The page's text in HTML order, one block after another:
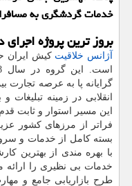
خدمات گردشگری به
بروز ترین پروژه
آژانس خلاقیت کیش ایران
گرایانه پا به عرصه تجارت
انقلابی در زمینه تبلیغات
این مسیر استوار و ثابت
فراتر از مرزهای کشور
بسته کامل از خدمات و
با بهره مندی از بهترین
خدمات بی نظیری را ارائه
طرح بازاریابی جامع و